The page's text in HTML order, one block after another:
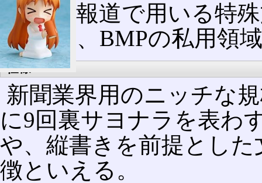
また、報道で用いる特
漢字)も、BMPの私用領
仕様
新聞業界用のニッチな
に9回裏サヨナラを表わ
や、縦書きを前提とし
徴といえる。